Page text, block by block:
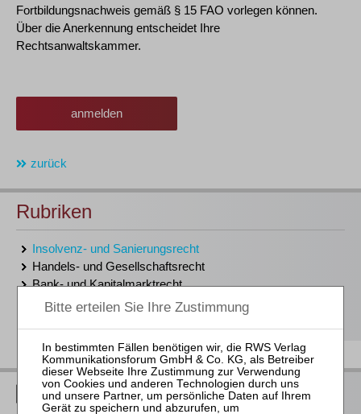
Fortbildungsnachweis gemäß § 15 FAO vorlegen können.
Über die Anerkennung entscheidet Ihre
Rechtsanwaltskammer.
anmelden
zurück
Rubriken
Insolvenz- und Sanierungsrecht
Handels- und Gesellschaftsrecht
Bank- und Kapitalmarktrecht
Steuerrecht
RWS Verlag bei LinkedIn